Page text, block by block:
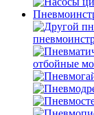
отбойные